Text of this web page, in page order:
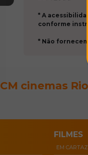
* A
conforme
* Não
CM cinemas
FILMES
EM CARTAZ